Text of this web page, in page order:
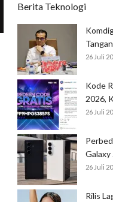
Berita Teknologi
Global
26 Juli
Kode
2026,
Garena
26 Juli
Galaxy
26 Juli
Rilis